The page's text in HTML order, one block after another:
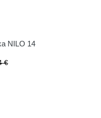
NILO 14
€